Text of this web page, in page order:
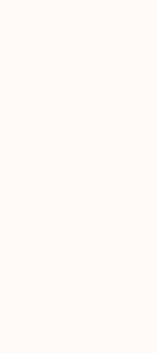
et de
son corps
noisette.
idéal
les effets de